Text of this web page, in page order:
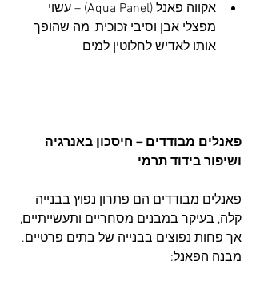
אקווה פאנל (Aqua Panel) – עשוי
מפצלי אבן וסיבי זכוכית, מה שהופך
אותו לאדיש לחלוטין למים
פאנלים מבודדים – חיסכון באנרגיה
ושיפור בידוד תרמי
פאנלים מבודדים הם פתרון נפוץ בבנייה
קלה, בעיקר במבנים מסחריים ותעשייתיים,
אך פחות נפוצים בבנייה של בתים פרטיים.
מבנה הפאנל: